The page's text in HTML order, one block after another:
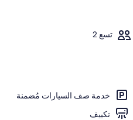
تسع 2
خدمة صف السيارات مُضمنة
تكييف